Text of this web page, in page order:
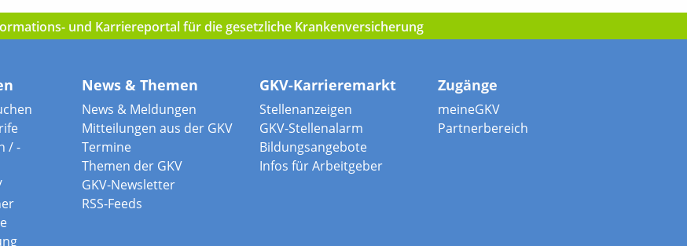
und Karriereportal für die gesetzliche Krankenversicherung
/ -
News & Themen
News & Meldungen
Mitteilungen aus der GKV
Termine
Themen der GKV
GKV-Newsletter
RSS-Feeds
GKV-Karrieremarkt
Stellenanzeigen
GKV-Stellenalarm
Bildungsangebote
Infos für Arbeitgeber
Zugänge
meineGKV
Partnerbereich